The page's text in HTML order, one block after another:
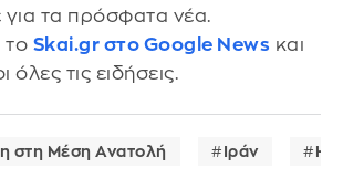
για τα πρόσφατα νέα.
το Skai.gr στο Google News και
όλες τις ειδήσεις.
στη Μέση Ανατολή Ιράν